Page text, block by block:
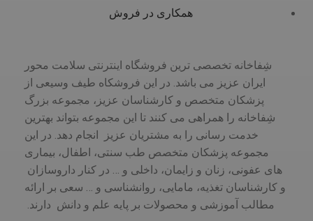
همکاری در فروش
شِفاخانه تخصصی ترین فروشگاه اینترنتی سلامت محور
ایران عزیز می باشد. در این فروشکاه طیف وسیعی از
پزشکان متخصص و کارشناسان عزیز، مجموعه بزرگ
شِفاخانه را همراهی می کنند تا این مجموعه بتواند بهترین
خدمت رسانی را به مشتریان عزیز انجام دهد. در این
مجموعه پزشکان متخصص طب سنتی، اطفال، بیماری
های عفونی، زنان و زایمان، داخلی و … در کنار داروسازان
و کارشناسان تغذیه، مامایی، روانشناسی و … سعی بر ارائه
مطالب آموزشی و محصولات بر پایه علم و دانش دارند.